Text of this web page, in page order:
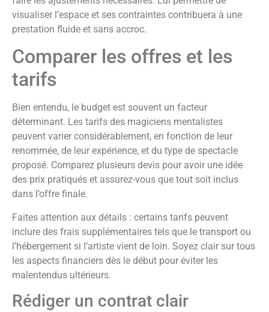
visualiser l’espace et ses contraintes contribuera à une
prestation fluide et sans accroc.
Comparer les offres et les
tarifs
Bien entendu, le budget est souvent un facteur
déterminant. Les tarifs des magiciens mentalistes
peuvent varier considérablement, en fonction de leur
renommée, de leur expérience, et du type de spectacle
proposé. Comparez plusieurs devis pour avoir une idée
des prix pratiqués et assurez-vous que tout soit inclus
dans l’offre finale.
Faites attention aux détails : certains tarifs peuvent
inclure des frais supplémentaires tels que le transport ou
l’hébergement si l’artiste vient de loin. Soyez clair sur tous
les aspects financiers dès le début pour éviter les
malentendus ultérieurs.
Rédiger un contrat clair